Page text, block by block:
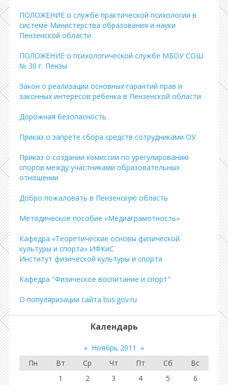
ПОЛОЖЕНИЕ о службе практической психологии в
системе Министерства образования и науки
Пензенской области
ПОЛОЖЕНИЕ о психологической службе МБОУ СОШ
№ 30 г. Пензы
Закон о реализации основных гарантий прав и
законных интересов ребенка в Пензенской области
Дорожная безопасность
Приказ о запрете сбора средств сотрудниками ОУ
Приказ о создании комиссии по урегулированию
споров между участниками образовательных
отношении
Добро пожаловать в Пензенскую область
Методическое пособие «Медиаграмотность»
Кафедра «Теоретические основы физической
культуры и спорта» ИФКиС
Институт физической культуры и спорта
Кафедра "Физическое воспитание и спорт"
О популяризации сайта bus.gov.ru
Календарь
« Ноябрь 2011
»
Пн
Вт Ср Чт Пт Сб
Вс
1
2 3 4 5 6